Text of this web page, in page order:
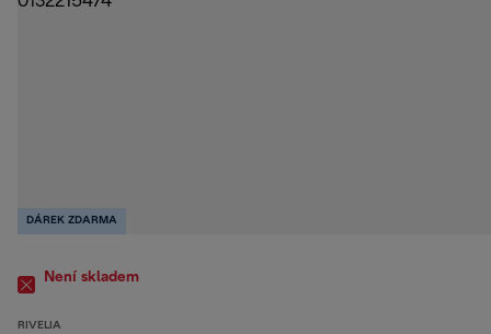
DÁREK ZDARMA
Není skladem
RIVELIA